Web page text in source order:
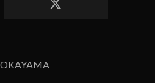
OKAYAMA